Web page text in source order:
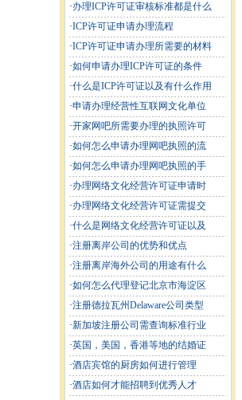
·办理ICP许可证审核标准都是什么
·ICP许可证申请办理流程
·ICP许可证申请办理所需要的材料
·如何申请办理ICP许可证的条件
·什么是ICP许可证以及有什么作用
·申请办理经营性互联网文化单位
·开家网吧所需要办理的执照许可
·如何怎么申请办理网吧执照的流
·如何怎么申请办理网吧执照的手
·办理网络文化经营许可证申请时
·办理网络文化经营许可证需提交
·什么是网络文化经营许可证以及
·注册离岸公司的优势和优点
·注册离岸海外公司的用途有什么
·如何怎么代理登记北京市海淀区
·注册德拉瓦州Delaware公司类型
·新加坡注册公司需查询标准行业
·英国，美国，香港等地的结婚证
·酒店宾馆的厨房如何进行管理
·酒店如何才能招聘到优秀人才